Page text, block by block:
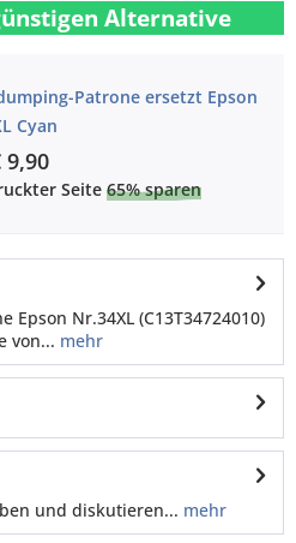
Alternative
Patrone ersetzt Epson
Cyan
Seite65% sparen
Nr.34XL (C13T34724010)
von... mehr
und diskutieren... mehr